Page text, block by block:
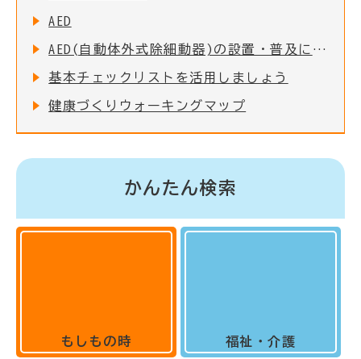
AED
AED(自動体外式除細動器)の設置・普及について
基本チェックリストを活用しましょう
健康づくりウォーキングマップ
かんたん検索
もしもの時 福祉・介護